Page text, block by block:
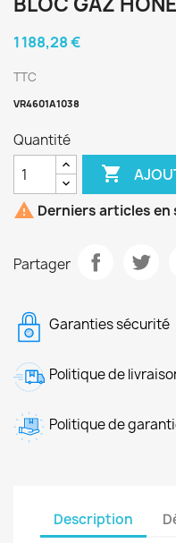
1 188,28 €
TTC
VR4601A1038
Quantité

 Derniers articles en
Partager
Garanties sécurité
Politique de
Politique de
Description